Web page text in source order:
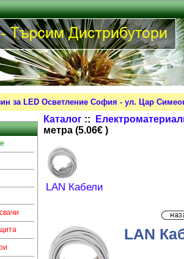
за LED Осветление София - ул. Цар
Каталог ::
метра (5.06€ )
LAN Кабели
LAN